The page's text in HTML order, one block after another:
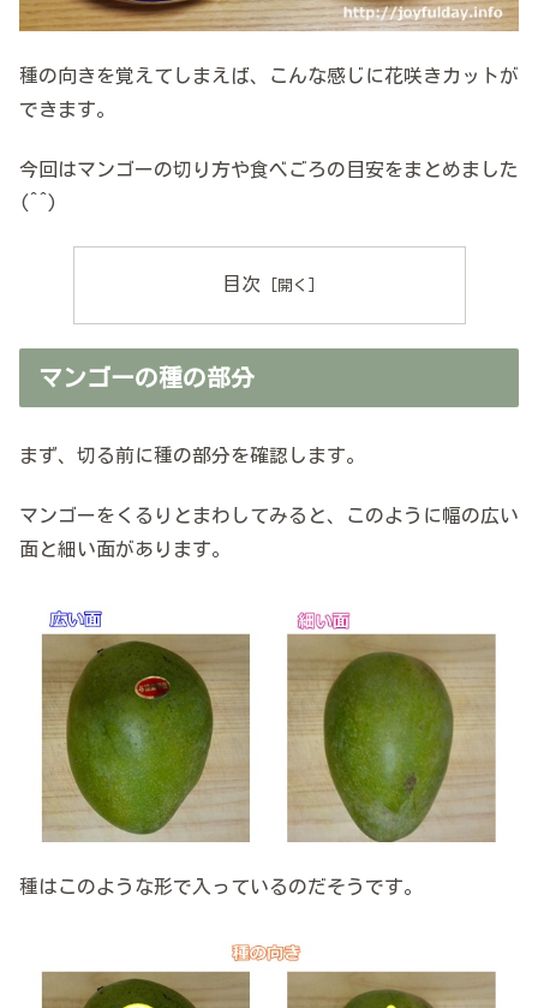
種の向きを覚えてしまえば、こんな感じに花咲きカットが
できます。
今回はマンゴーの切り方や食べごろの目安をまとめました
(^^)
目次
マンゴーの種の部分
まず、切る前に種の部分を確認します。
マンゴーをくるりとまわしてみると、このように幅の広い
面と細い面があります。
種はこのような形で入っているのだそうです。